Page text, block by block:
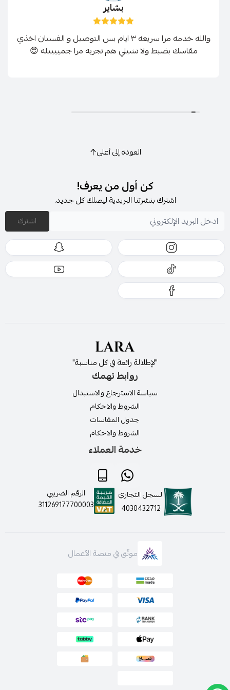
بشاير
والله خدمه مرا سريعه ٣ ايام بس التوصيل و الفستان اخذي
مقاسك بضبط ولا تشيلي هم تجربه مرا جمييييله 😍
العودة إلى أعلى
كن أول من يعرف!
اشترك بنشرتنا البريدية ليصلك كل جديد.
اشترك
"لإطلالة رائعة في كل مناسبة"
روابط تهمك
سياسة الاسترجاع والاستبدال
الشروط والاحكام
جدول المقاسات
الشروط والاحكام
خدمة العملاء
السجل التجاري
4030432712
الرقم الضريبي
311269177700003
موثّق في منصة الأعمال